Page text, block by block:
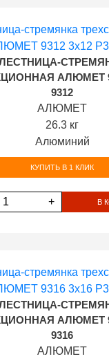
АЛЮМЕТ
9312
АЛЮМЕТ
26.3 кг
Алюминий
КУПИТЬ В 1 КЛИК
+ В
АЛЮМЕТ
9316
АЛЮМЕТ